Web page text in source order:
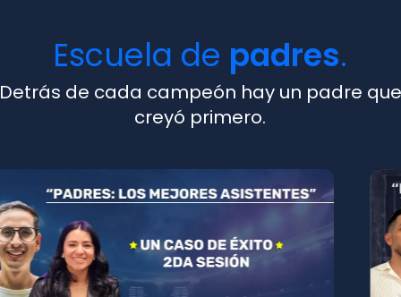
Escuela de padres.
de cada campeón hay un padre que
creyó primero.